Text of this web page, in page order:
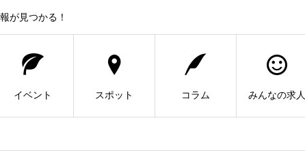
が見つかる！
イベント スポット コラム みんなの求人